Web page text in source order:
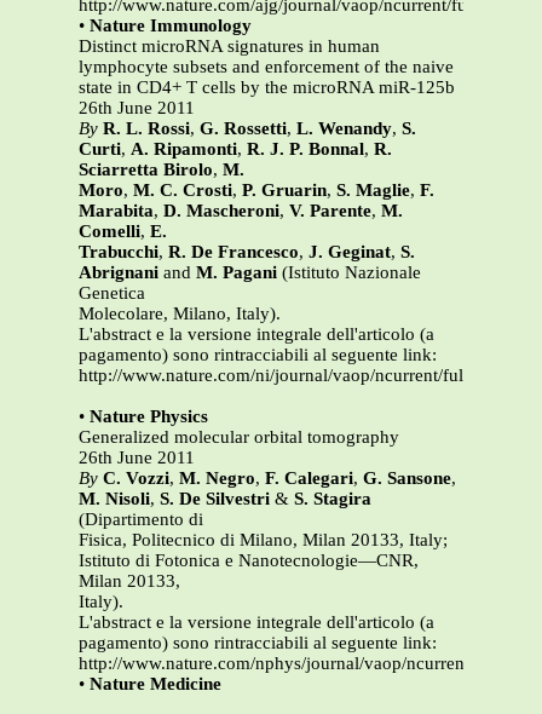
http://www.nature.com/ajg/journal/vaop/ncurrent/full/
• Nature Immunology
Distinct microRNA signatures in human
lymphocyte subsets and enforcement of the naive
state in CD4+ T cells by the microRNA miR-125b
26th June 2011
By R. L. Rossi, G. Rossetti, L. Wenandy, S.
Curti, A. Ripamonti, R. J. P. Bonnal, R.
Sciarretta Birolo, M.
Moro, M. C. Crosti, P. Gruarin, S. Maglie, F.
Marabita, D. Mascheroni, V. Parente, M.
Comelli, E.
Trabucchi, R. De Francesco, J. Geginat, S.
Abrignani and M. Pagani (Istituto Nazionale
Genetica
Molecolare, Milano, Italy).
L'abstract e la versione integrale dell'articolo (a
pagamento) sono rintracciabili al seguente link:
http://www.nature.com/ni/journal/vaop/ncurrent/full/
• Nature Physics
Generalized molecular orbital tomography
26th June 2011
By C. Vozzi, M. Negro, F. Calegari, G. Sansone,
M. Nisoli, S. De Silvestri & S. Stagira
(Dipartimento di
Fisica, Politecnico di Milano, Milan 20133, Italy;
Istituto di Fotonica e Nanotecnologie—CNR,
Milan 20133,
Italy).
L'abstract e la versione integrale dell'articolo (a
pagamento) sono rintracciabili al seguente link:
http://www.nature.com/nphys/journal/vaop/ncurrent/full/
• Nature Medicine